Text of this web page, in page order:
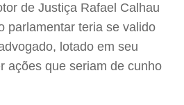
de Justiça Rafael Calhau
parlamentar teria se valido
lotado em seu
ações que seriam de cunho